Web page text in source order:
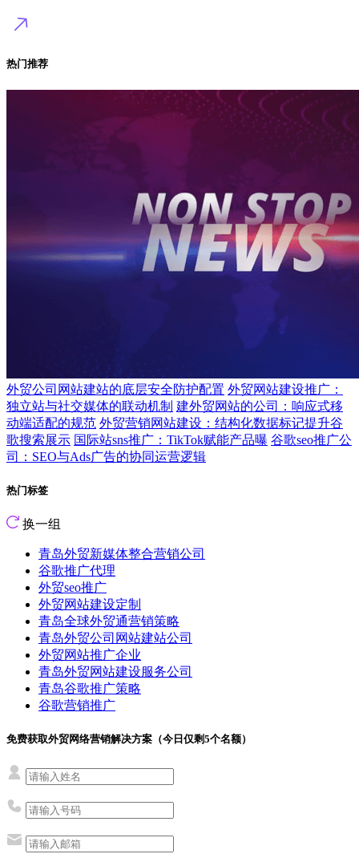
热门推荐
外贸公司网站建站的底层安全防护配置 外贸网站建设推广：
独立站与社交媒体的联动机制 建外贸网站的公司：响应式移
动端适配的规范 外贸营销网站建设：结构化数据标记提升谷
歌搜索展示 国际站sns推广：TikTok赋能产品曝 谷歌seo推广公
司：SEO与Ads广告的协同运营逻辑
热门标签
换一组
青岛外贸新媒体整合营销公司
谷歌推广代理
外贸seo推广
外贸网站建设定制
青岛全球外贸通营销策略
青岛外贸公司网站建站公司
外贸网站推广企业
青岛外贸网站建设服务公司
青岛谷歌推广策略
谷歌营销推广
免费获取外贸网络营销解决方案（今日仅剩5个名额）